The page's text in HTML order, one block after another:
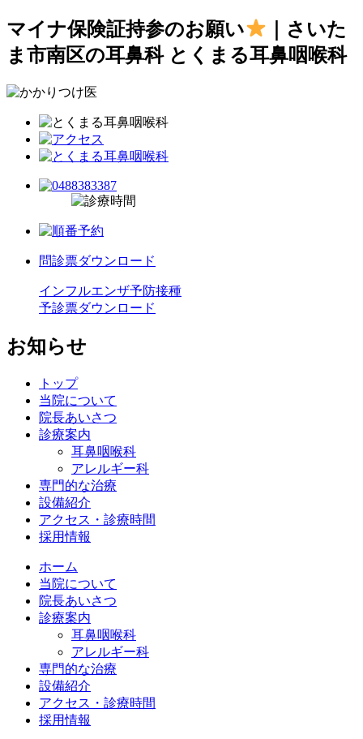
マイナ保険証持参のお願い
｜さいた
ま市南区の耳鼻科 とくまる耳鼻咽喉科
問診票ダウンロード
インフルエンザ予防接種
予診票ダウンロード
お知らせ
トップ
当院について
院長あいさつ
診療案内
耳鼻咽喉科
アレルギー科
専門的な治療
設備紹介
アクセス・診療時間
採用情報
ホーム
当院について
院長あいさつ
診療案内
耳鼻咽喉科
アレルギー科
専門的な治療
設備紹介
アクセス・診療時間
採用情報